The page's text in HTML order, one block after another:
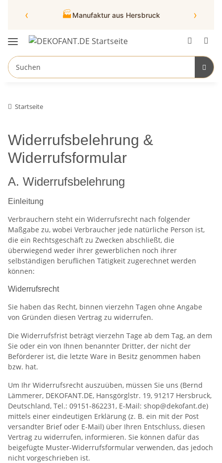
‹ 🏭 Manufaktur aus Hersbruck ›
Startseite
Widerrufsbelehrung &
Widerrufsformular
A. Widerrufsbelehrung
Einleitung
Verbrauchern steht ein Widerrufsrecht nach folgender
Maßgabe zu, wobei Verbraucher jede natürliche Person ist,
die ein Rechtsgeschäft zu Zwecken abschließt, die
überwiegend weder ihrer gewerblichen noch ihrer
selbständigen beruflichen Tätigkeit zugerechnet werden
können:
Widerrufsrecht
Sie haben das Recht, binnen vierzehn Tagen ohne Angabe
von Gründen diesen Vertrag zu widerrufen.
Die Widerrufsfrist beträgt vierzehn Tage ab dem Tag, an dem
Sie oder ein von Ihnen benannter Dritter, der nicht der
Beförderer ist, die letzte Ware in Besitz genommen haben
bzw. hat.
Um Ihr Widerrufsrecht auszuüben, müssen Sie uns (Bernd
Lämmerer, DEKOFANT.DE, Hansgörglstr. 19, 91217 Hersbruck,
Deutschland, Tel.: 09151-862231, E-Mail: shop@dekofant.de)
mittels einer eindeutigen Erklärung (z. B. ein mit der Post
versandter Brief oder E-Mail) über Ihren Entschluss, diesen
Vertrag zu widerrufen, informieren. Sie können dafür das
beigefügte Muster-Widerrufsformular verwenden, das jedoch
nicht vorgeschrieben ist.